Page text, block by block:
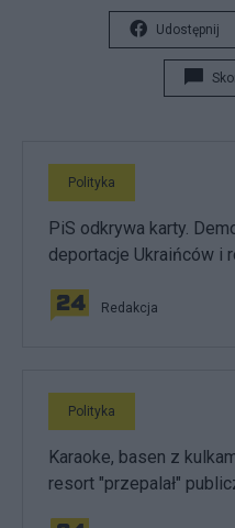
Udostępnij
Polityka
PiS odkrywa karty.
deportacje Ukraińców i
Redakcja
Polityka
Karaoke, basen z
resort "przepalał"